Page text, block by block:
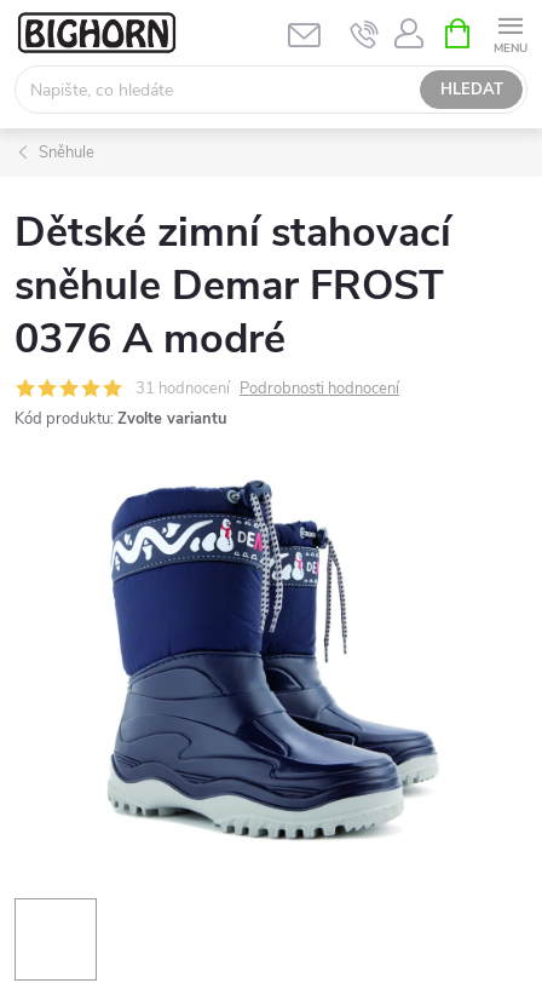
Přejít
obsah
HLEDAT
NÁKUPNÍ
KOŠÍK
Sněhule
Dětské zimní stahovací
sněhule Demar FROST
0376 A modré
31 hodnocení Podrobnosti hodnocení
Kód produktu: Zvolte variantu